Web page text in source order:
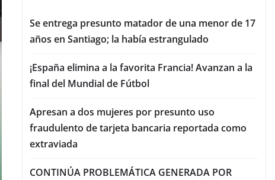
Se entrega presunto matador de una menor de 17
años en Santiago; la había estrangulado
¡España elimina a la favorita Francia! Avanzan a la
final del Mundial de Fútbol
Apresan a dos mujeres por presunto uso
fraudulento de tarjeta bancaria reportada como
extraviada
CONTINÚA PROBLEMÁTICA GENERADA POR